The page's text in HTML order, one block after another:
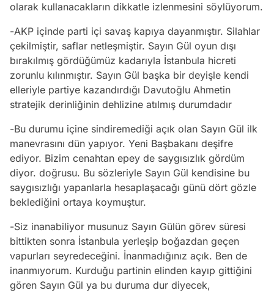
olarak kullanacakların dikkatle izlenmesini söylüyorum.
-AKP içinde parti içi savaş kapıya dayanmıştır. Silahlar
çekilmiştir, saflar netleşmiştir. Sayın Gül oyun dışı
bırakılmış gördüğümüz kadarıyla İstanbula hicreti
zorunlu kılınmıştır. Sayın Gül başka bir deyişle kendi
elleriyle partiye kazandırdığı Davutoğlu Ahmetin
stratejik derinliğinin dehlizine atılmış durumdadır
-Bu durumu içine sindiremediği açık olan Sayın Gül ilk
manevrasını dün yapıyor. Yeni Başbakanı deşifre
ediyor. Bizim cenahtan epey de saygısızlık gördüm
diyor. doğrusu. Bu sözleriyle Sayın Gül kendisine bu
saygısızlığı yapanlarla hesaplaşacağı günü dört gözle
beklediğini ortaya koymuştur.
-Siz inanabiliyor musunuz Sayın Gülün görev süresi
bittikten sonra İstanbula yerleşip boğazdan geçen
vapurları seyredeceğini. İnanmadığınız açık. Ben de
inanmıyorum. Kurduğu partinin elinden kayıp gittiğini
gören Sayın Gül ya bu duruma dur diyecek,